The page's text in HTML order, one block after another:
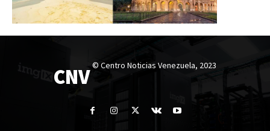
CNV © Centro Noticias Venezuela, 2023